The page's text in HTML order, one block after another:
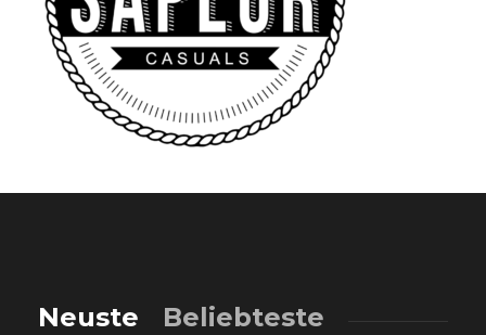
Neuste Beliebteste